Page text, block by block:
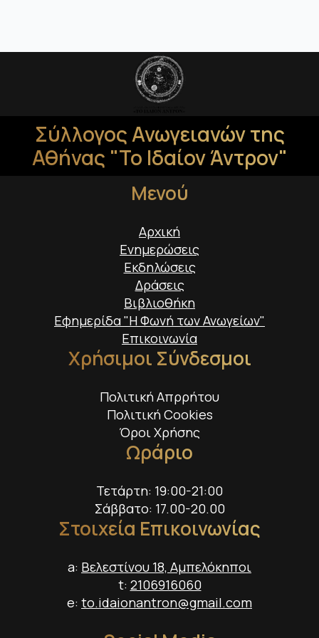
Σύλλογος Ανωγειανών της
Αθήνας "Το Ιδαίον Άντρον"
Μενού
Αρχική
Ενημερώσεις
Εκδηλώσεις
Δράσεις
Βιβλιοθήκη
Εφημερίδα "Η Φωνή των Ανωγείων"
Επικοινωνία
Χρήσιμοι Σύνδεσμοι
Πολιτική Απρρήτου
Πολιτική Cookies
Όροι Χρήσης
Ωράριο
Τετάρτη: 19:00-21:00
Σάββατο: 17.00-20.00
Στοιχεία Επικοινωνίας
a: Βελεστίνου 18, Αμπελόκηποι
t: 2106916060
e: to.idaionantron@gmail.com